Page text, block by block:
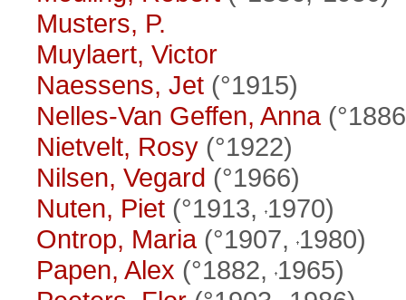
Musters, P.
Muylaert, Victor
Naessens, Jet (°1915)
Nelles-Van Geffen, Anna
Nietvelt, Rosy (°1922)
Nilsen, Vegard (°1966)
Nuten, Piet (°1913, 1970)
Ontrop, Maria(°1907, 1980)
Papen, Alex (°1882, 1965)